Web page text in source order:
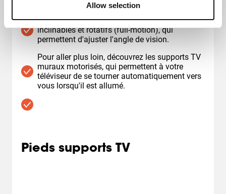
Allow selection
la gestion des câbles.
Il existe différents types de supports : fixes,
inclinables et rotatifs (full-motion), qui
permettent d'ajuster l'angle de vision.
Pour aller plus loin, découvrez les supports TV
muraux motorisés, qui permettent à votre
téléviseur de se tourner automatiquement vers
vous lorsqu'il est allumé.
Pieds supports TV